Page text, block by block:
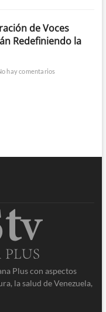
de Voces
Redefiniendo la
hay comentarios
Plus con aspectos
la salud de Venezuela,